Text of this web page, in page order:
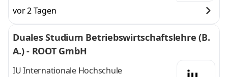
vor 2 Tagen
Duales Studium Betriebswirtschaftslehre (B.
A.) - ROOT GmbH
IU Internationale Hochschule